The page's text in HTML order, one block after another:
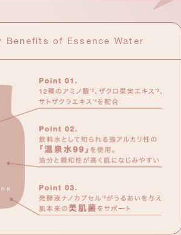
Benefits of Essence Water